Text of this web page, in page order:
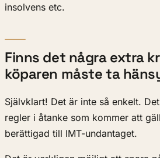
insolvens etc.
Finns det några extra
köparen måste ta
Självklart! Det är inte så enkelt.
regler i åtanke som kommer att
berättigad till IMT-undantaget.